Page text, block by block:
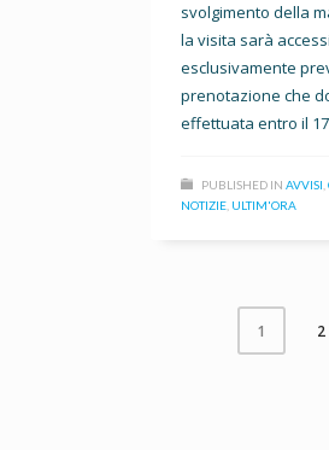
svolgimento della
la visita sarà
esclusivamente
prenotazione che
effettuata entro il
PUBLISHED IN AVVISI
NOTIZIE ULTIM'ORA
1 2